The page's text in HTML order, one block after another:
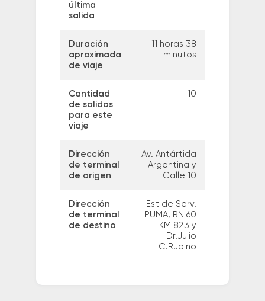
última
salida
Duración
aproximada
de viaje
11 horas 38
minutos
Cantidad
de salidas
para este
viaje
10
Dirección
de terminal
de origen
Av. Antártida
Argentina y
Calle 10
Dirección
de terminal
de destino
Est de Serv.
PUMA, RN 60
KM 823 y
Dr.Julio
C.Rubino